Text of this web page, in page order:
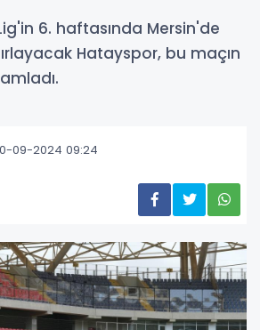
6. haftasında Mersin'de
Hatayspor, bu maçın
09-2024 09:24